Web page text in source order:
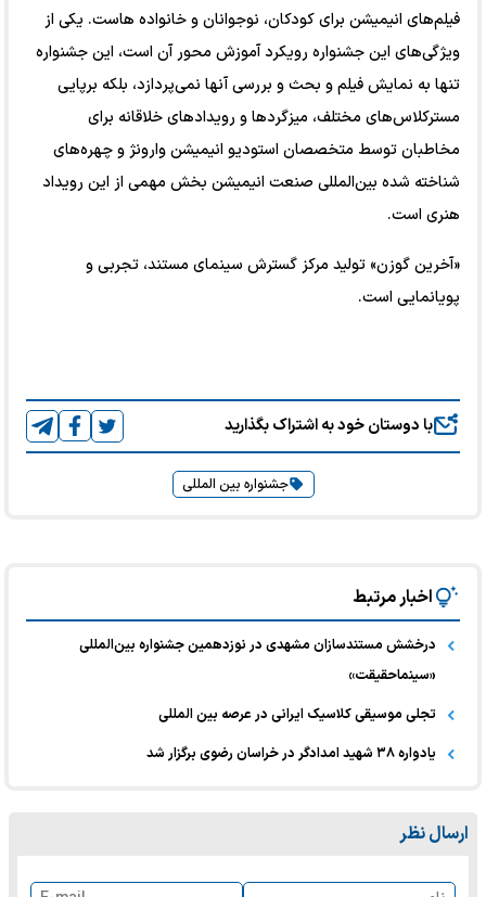
فیلم‌های انیمیشن برای کودکان، نوجوانان و خانواده هاست. یکی از
ویژگی‌های این جشنواره رویکرد آموزش محور آن است، این جشنواره
تنها به نمایش فیلم و بحث و بررسی آن‎ها نمی‌پردازد، بلکه برپایی
مسترکلاس‌های مختلف، میزگردها و رویدادهای خلاقانه برای
مخاطبان توسط متخصصان استودیو انیمیشن وارونژ و چهره‌های
شناخته شده‌ بین‌المللی صنعت انیمیشن بخش مهمی از این رویداد
هنری است.
«آخرین گوزن» تولید مرکز گسترش سینمای مستند، تجربی و
پویانمایی است.
با دوستان خود به اشتراک بگذارید
جشنواره بین المللی
اخبار مرتبط
درخشش مستندسازان مشهدی در نوزدهمین جشنواره بین‌المللی
«سینماحقیقت»
تجلی موسیقی کلاسیک ایرانی در عرصه بین‌ المللی
یادواره ۳۸ شهید امدادگر در خراسان رضوی برگزار شد
ارسال نظر